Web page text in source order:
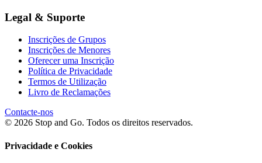
Legal & Suporte
Inscrições de Grupos
Inscrições de Menores
Oferecer uma Inscrição
Política de Privacidade
Termos de Utilização
Livro de Reclamações
Contacte-nos
© 2026 Stop and Go. Todos os direitos reservados.
Privacidade e Cookies